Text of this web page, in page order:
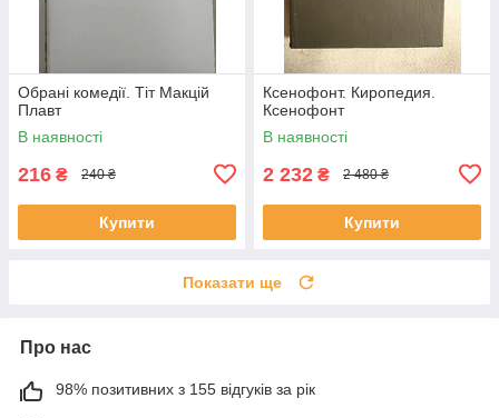
Обрані комедії. Тіт Макцій
Плавт
В наявності
216 ₴ 240 ₴
Купити
Ксенофонт. Киропедия.
Ксенофонт
В наявності
2 232 ₴ 2 480 ₴
Купити
Показати ще
Про нас
98% позитивних з 155 відгуків за рік